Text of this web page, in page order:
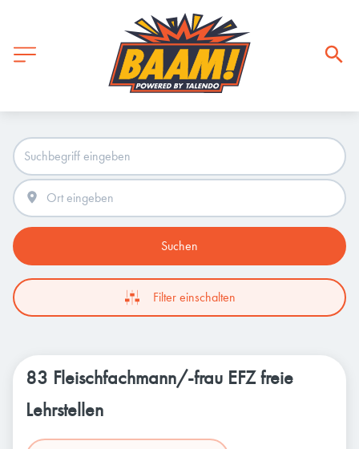
Suchen
Filter einschalten
83 Fleischfachmann/-frau EFZ freie
Lehrstellen